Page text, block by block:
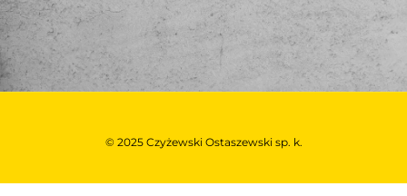
© 2025 Czyżewski Ostaszewski sp. k.